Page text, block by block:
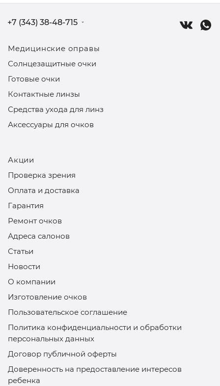
Медицинские оправы
Солнцезащитные очки
Готовые очки
Контактные линзы
Средства ухода для линз
Аксессуары для очков
Акции
Проверка зрения
Оплата и доставка
Гарантия
Ремонт очков
Адреса салонов
Статьи
Новости
О компании
Изготовление очков
Пользовательское соглашение
Политика конфиденциальности и обработки
персональных данных
Договор публичной оферты
Доверенность на предоставление интересов
ребенка
+7 (343) 38-48-715